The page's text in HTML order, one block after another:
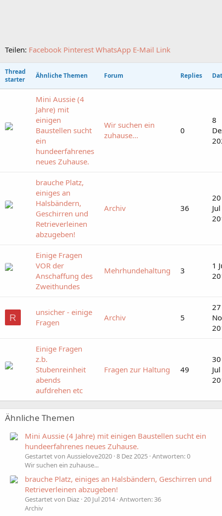
Teilen: Facebook Pinterest WhatsApp E-Mail Link
Thread
starter
Ähnliche Themen Forum Replies
Mini Aussie (4
Jahre) mit
einigen
Baustellen sucht
ein
hundeerfahrenes
neues Zuhause.
Wir suchen ein
zuhause...
0
8
brauche Platz,
einiges an
Halsbändern,
Geschirren und
Retrieverleinen
abzugeben!
Archiv 36
20
Jul
Einige Fragen
VOR der
Anschaffung des
Zweithundes
Mehrhundehaltung 3
1
R
unsicher - einige
Fragen
Archiv 5
27
Einige Fragen
z.b.
Stubenreinheit
abends
aufdrehen etc
Fragen zur Haltung 49
30
Jul
Ähnliche Themen
Mini Aussie (4 Jahre) mit einigen Baustellen sucht ein
hundeerfahrenes neues Zuhause.
Gestartet von Aussielove2020 8 Dez 2025 Antworten: 0
Wir suchen ein zuhause...
brauche Platz, einiges an Halsbändern, Geschirren und
Retrieverleinen abzugeben!
Gestartet von Diaz 20 Jul 2014 Antworten: 36
Archiv